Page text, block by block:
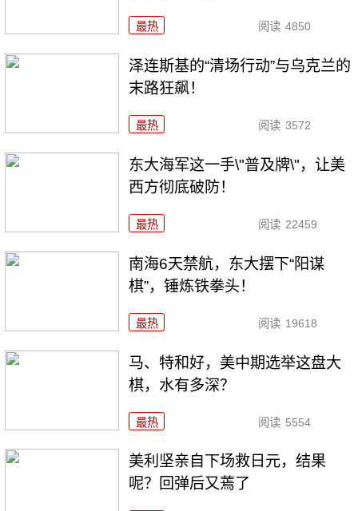
最热 阅读 4850
泽连斯基的“清场行动”与乌克兰的
末路狂飙！
最热 阅读 3572
东大海军这一手\"普及牌\"，让美
西方彻底破防！
最热 阅读 22459
南海6天禁航，东大摆下“阳谋
棋”，锤炼铁拳头！
最热 阅读 19618
马、特和好，美中期选举这盘大
棋，水有多深？
最热 阅读 5554
美利坚亲自下场救日元，结果
呢？回弹后又蔫了